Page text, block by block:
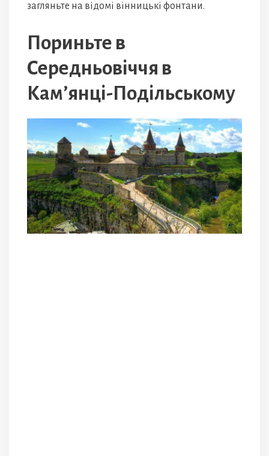
загляньте на відомі вінницькі фонтани.
Пориньте в
Середньовіччя в
Кам’янці-Подільському